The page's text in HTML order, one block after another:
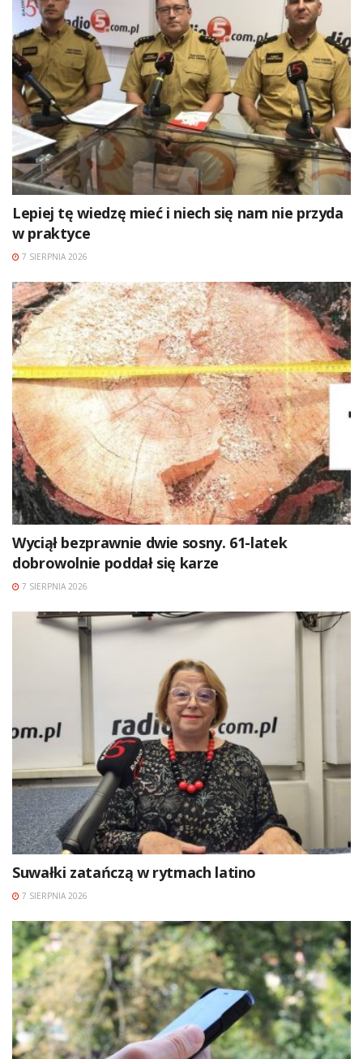
Lepiej tę wiedzę mieć i niech się nam nie przyda
w praktyce
7 SIERPNIA 2026
Wyciął bezprawnie dwie sosny. 61-latek
dobrowolnie poddał się karze
7 SIERPNIA 2026
Suwałki zatańczą w rytmach latino
7 SIERPNIA 2026